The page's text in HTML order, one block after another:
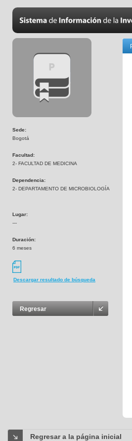
Sede:
Bogotá
Facultad:
2- FACULTAD DE MEDICINA
Dependencia:
2- DEPARTAMENTO DE MICROBIOLOGÍA
Lugar:
---
Duración:
6 meses
Descargar resultado de búsqueda
Regresar
Regresar a la página inicial